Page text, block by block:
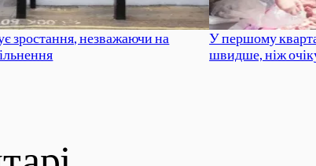
зростання, незважаючи на
У першому
швидше, ніж